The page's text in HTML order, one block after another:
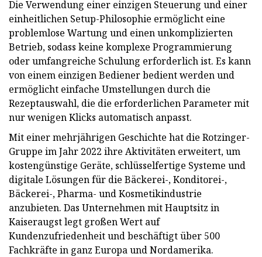
Die Verwendung einer einzigen Steuerung und einer
einheitlichen Setup-Philosophie ermöglicht eine
problemlose Wartung und einen unkomplizierten
Betrieb, sodass keine komplexe Programmierung
oder umfangreiche Schulung erforderlich ist. Es kann
von einem einzigen Bediener bedient werden und
ermöglicht einfache Umstellungen durch die
Rezeptauswahl, die die erforderlichen Parameter mit
nur wenigen Klicks automatisch anpasst.
Mit einer mehrjährigen Geschichte hat die Rotzinger-
Gruppe im Jahr 2022 ihre Aktivitäten erweitert, um
kostengünstige Geräte, schlüsselfertige Systeme und
digitale Lösungen für die Bäckerei-, Konditorei-,
Bäckerei-, Pharma- und Kosmetikindustrie
anzubieten. Das Unternehmen mit Hauptsitz in
Kaiseraugst legt großen Wert auf
Kundenzufriedenheit und beschäftigt über 500
Fachkräfte in ganz Europa und Nordamerika.